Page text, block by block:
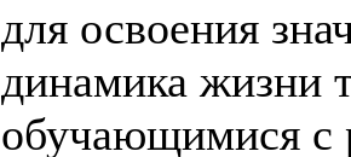
для освоения
динамика жизни
обучающимися с